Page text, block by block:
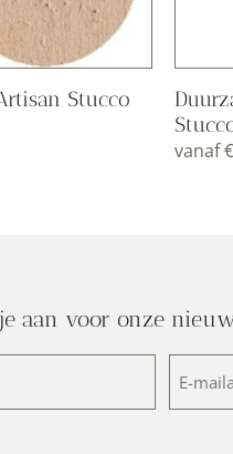
Stucco
vanaf
aan voor onze